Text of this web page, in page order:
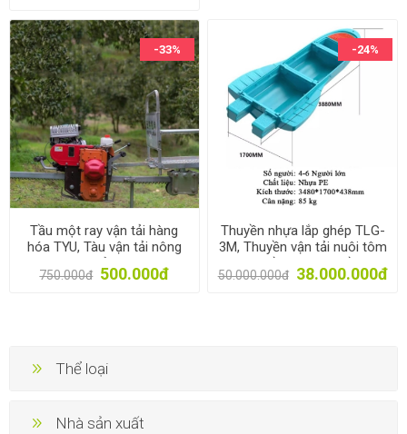
-33%
Tầu một ray vận tải hàng
hóa TYU, Tàu vận tải nông
sản
750.000đ 500.000đ
-24%
Thuyền nhựa lắp ghép TLG-
3M, Thuyền vận tải nuôi tôm
cá, Thuyền câu, Thuyền du
lịch
50.000.000đ 38.000.000đ
Thể loại
Nhà sản xuất